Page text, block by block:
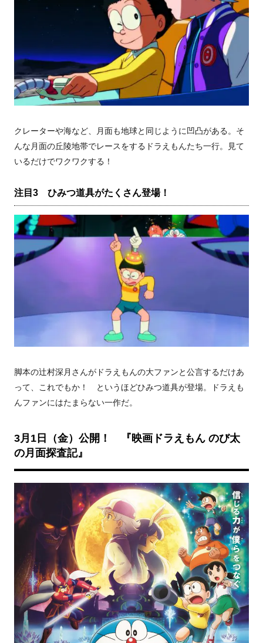
クレーターや海など、月面も地球と同じように凹凸がある。そ
んな月面の丘陵地帯でレースをするドラえもんたち一行。見て
いるだけでワクワクする！
注目3 ひみつ道具がたくさん登場！
脚本の辻村深月さんがドラえもんの大ファンと公言するだけあ
って、これでもか！ というほどひみつ道具が登場。ドラえも
んファンにはたまらない一作だ。
3月1日（金）公開！ 『映画ドラえもん のび太
の月面探査記』